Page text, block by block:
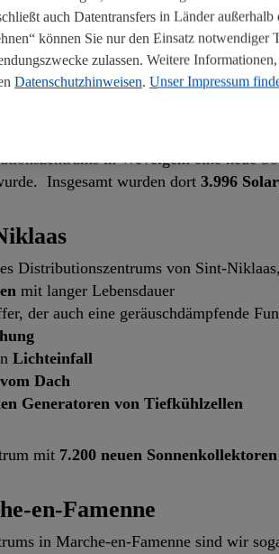
NACHHALTIGE
Distributionszentren Schritt für Schritt
in Wevelgem eine neue
Insgesamt wurden dort 3.996
Distributionszentrums von Sint-
mit langer Lebensdauer
der auch eine geräuschdämpfende
Lichteinfall
Dach
Generatoren von Tiefkühlzellen
mit 7.200 neuen Sonnenkollektoren
en-Famenne
in Marche-en-Famenne sind wir
auch Datentransfers in Länder
können Sie nur den Einsatz notwendiger
zulassen. Weitere
Datenschutzhinweisen. Unser Impressum